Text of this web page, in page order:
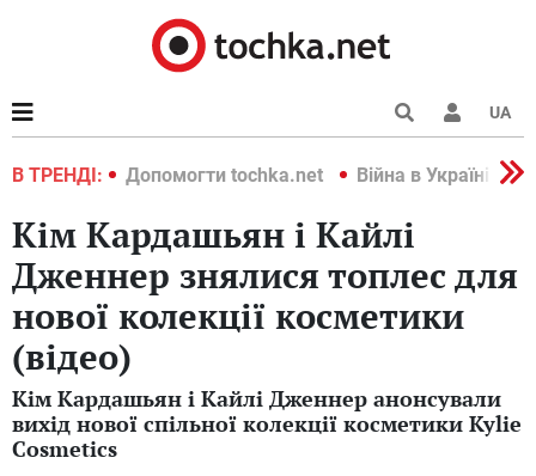
UA
В ТРЕНДІ:
2022 Допомогти tochka.net Війна в Україні 2022
Кім Кардашьян і Кайлі
Дженнер знялися топлес для
нової колекції косметики
(відео)
Кім Кардашьян і Кайлі Дженнер анонсували
вихід нової спільної колекції косметики Kylie
Cosmetics